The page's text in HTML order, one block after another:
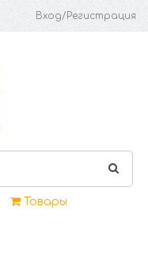
Вход/Регистрация
Товары